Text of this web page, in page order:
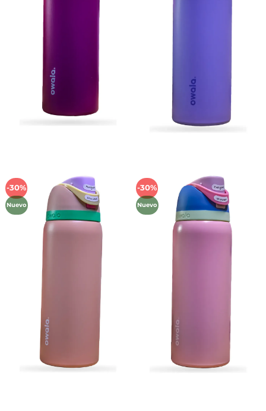
-30%
Nuevo
Añadir
lista de
deseos
-30%
Nuevo
Añadir
lista de
deseos